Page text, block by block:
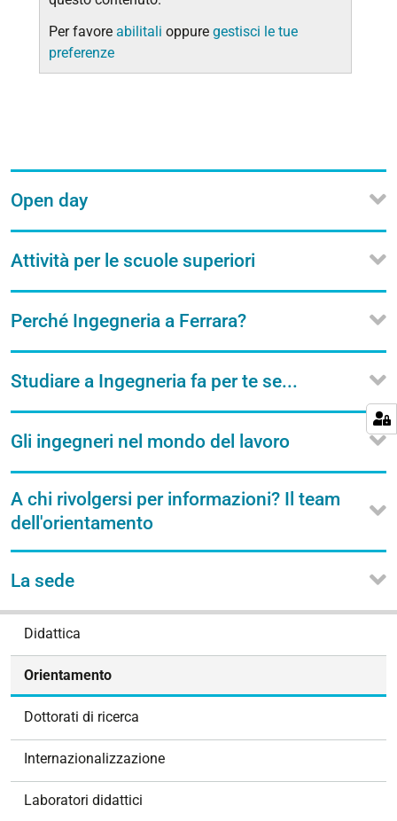
Per favore abilitali oppure gestisci le tue
preferenze
Open day
Attività per le scuole superiori
Perché Ingegneria a Ferrara?
Studiare a Ingegneria fa per te se...
Gli ingegneri nel mondo del lavoro
A chi rivolgersi per informazioni? Il team
dell'orientamento
La sede
Didattica
Orientamento
Dottorati di ricerca
Internazionalizzazione
Laboratori didattici